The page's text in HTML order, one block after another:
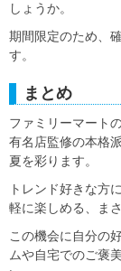
しょうか。
期間限定のため、
す。
まとめ
ファミリーマート
有名店監修の本格
夏を彩ります。
トレンド好きな方
軽に楽しめる、ま
この機会に自分の
ムや自宅でのご褒